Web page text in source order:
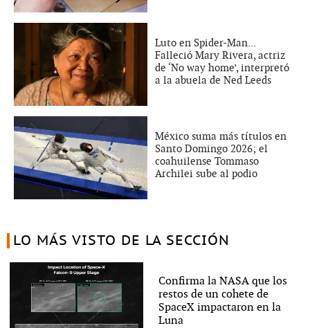
Luto en Spider-Man...
Falleció Mary Rivera, actriz
de ‘No way home’, interpretó
a la abuela de Ned Leeds
México suma más títulos en
Santo Domingo 2026; el
coahuilense Tommaso
Archilei sube al podio
LO MÁS VISTO DE LA SECCIÓN
Confirma la NASA que los
restos de un cohete de
SpaceX impactaron en la
Luna